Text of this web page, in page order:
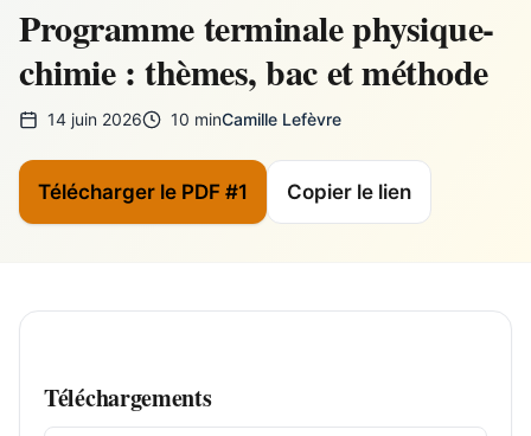
Programme terminale physique-
chimie : thèmes, bac et méthode
14 juin 2026 10 minCamille Lefèvre
Télécharger le PDF #1 Copier le lien
Téléchargements